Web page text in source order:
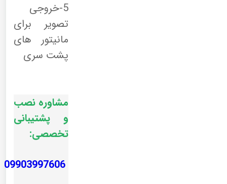
5-خروجی
تصویر برای
مانیتور های
پشت سری
مشاوره نصب
و پشتیبانی
تخصصی: